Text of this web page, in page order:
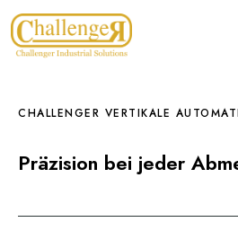
CHALLENGER VERTIKALE
Präzision bei jeder